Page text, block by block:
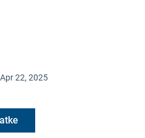
Apr 22, 2025